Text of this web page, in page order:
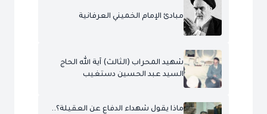
مبادئ الإمام الخميني العرفانية
شهيد المحراب (الثالث) آية الله الحاج
السيد عبد الحسين دستغيب
ماذا يقول شهداء الدفاع عن العقيلة؟..